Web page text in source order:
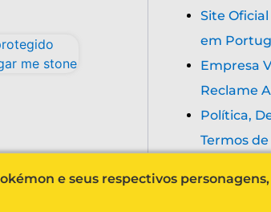
Site
em
Empresa
Reclame
Política,
Termos de
e seus respectivos